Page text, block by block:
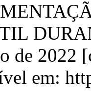
de 2022
em: